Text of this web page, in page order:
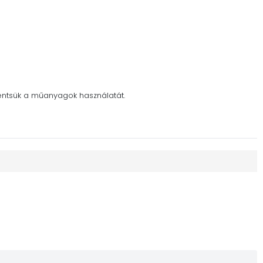
a műanyagok használatát.